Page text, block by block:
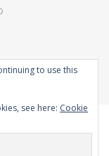
to use this
see here: Cookie